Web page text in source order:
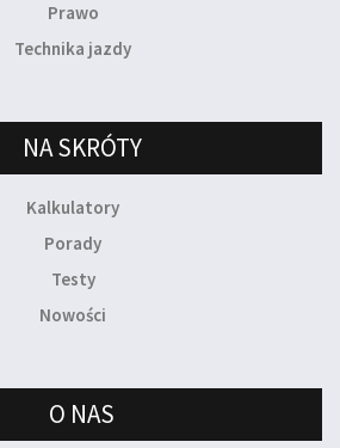
Prawo
Technika jazdy
NA SKRÓTY
Kalkulatory
Porady
Testy
Nowości
O NAS